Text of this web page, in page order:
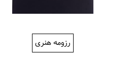
رزومه هنری